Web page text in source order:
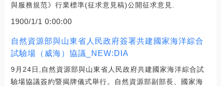
與服務規范》行業標準(征求意見稿)公開征求意見.
1900/1/1 0:00:00
自然資源部與山東省人民政府簽署共建國家海洋綜合
試驗場（威海）協議_NEW:DIA
9月24日,自然資源部與山東省人民政府共建國家海洋綜合試
驗場協議簽約暨揭牌儀式舉行。自然資源部副部長、國家海